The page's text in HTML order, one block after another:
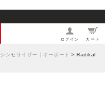
ログイン カート
シンセサイザー｜キーボード > Radikal